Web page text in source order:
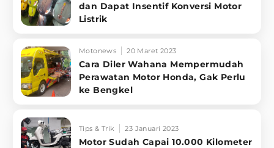
dan Dapat Insentif Konversi Motor
Listrik
Motonews 20 Maret 2023
Cara Diler Wahana Mempermudah
Perawatan Motor Honda, Gak Perlu
ke Bengkel
Tips & Trik 23 Januari 2023
Motor Sudah Capai 10.000 Kilometer